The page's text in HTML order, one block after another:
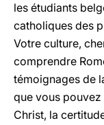
les étudiants
catholiques des
Votre culture,
comprendre
témoignages de
que vous
Christ, la